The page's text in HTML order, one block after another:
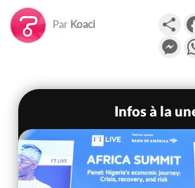
Par Koaci
Infos à la